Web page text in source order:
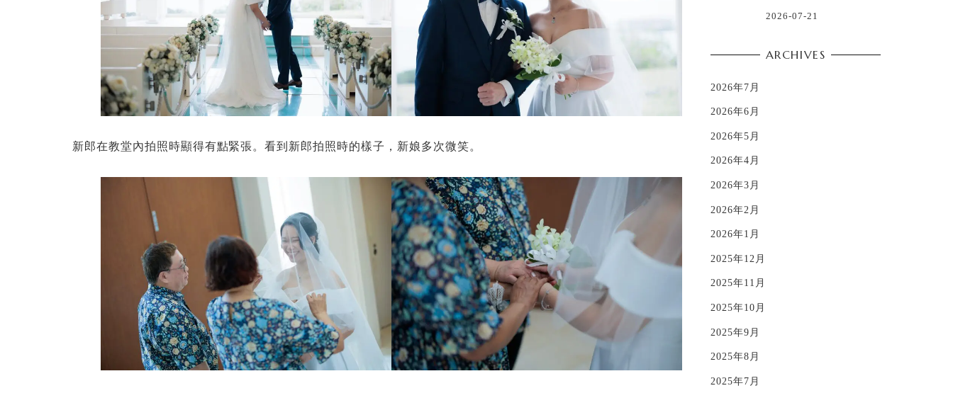
新郎在教堂內拍照時顯得有點緊張。看到新郎拍照時的樣子，新娘多次微笑。
2026-07-21
ARCHIVES
2026年7月
2026年6月
2026年5月
2026年4月
2026年3月
2026年2月
2026年1月
2025年12月
2025年11月
2025年10月
2025年9月
2025年8月
2025年7月